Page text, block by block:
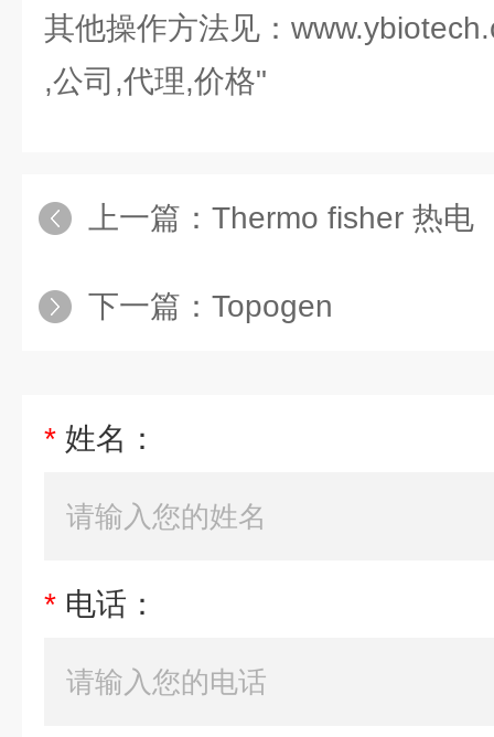
其他操作方法见：
,公司,代理,价格"
上一篇： Thermo fisher 热电
下一篇： Topogen
* 姓名：
* 电话：